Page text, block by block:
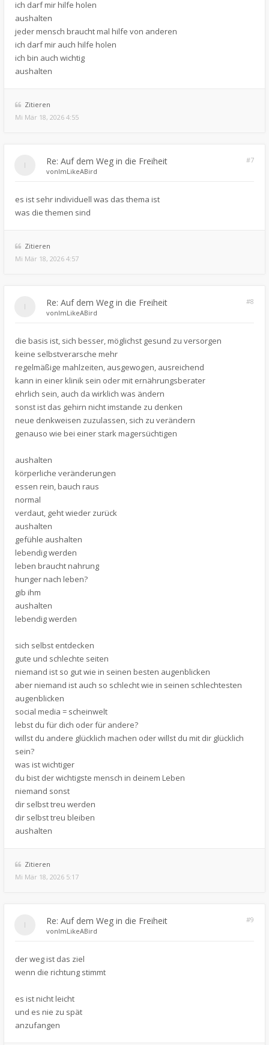
ich darf mir hilfe holen
aushalten
jeder mensch braucht mal hilfe von anderen
ich darf mir auch hilfe holen
ich bin auch wichtig
aushalten
Zitieren
Mi Mär 18, 2026 4:55
Re: Auf dem Weg in die Freiheit
#7
vonImLikeABird
es ist sehr individuell was das thema ist
was die themen sind
Zitieren
Mi Mär 18, 2026 4:57
Re: Auf dem Weg in die Freiheit
#8
vonImLikeABird
die basis ist, sich besser, möglichst gesund zu versorgen
keine selbstverarsche mehr
regelmäßige mahlzeiten, ausgewogen, ausreichend
kann in einer klinik sein oder mit ernährungsberater
ehrlich sein, auch da wirklich was ändern
sonst ist das gehirn nicht imstande zu denken
neue denkweisen zuzulassen, sich zu verändern
genauso wie bei einer stark magersüchtigen
aushalten
körperliche veränderungen
essen rein, bauch raus
normal
verdaut, geht wieder zurück
aushalten
gefühle aushalten
lebendig werden
leben braucht nahrung
hunger nach leben?
gib ihm
aushalten
lebendig werden
sich selbst entdecken
gute und schlechte seiten
niemand ist so gut wie in seinen besten augenblicken
aber niemand ist auch so schlecht wie in seinen schlechtesten
augenblicken
social media = scheinwelt
lebst du für dich oder für andere?
willst du andere glücklich machen oder willst du mit dir glücklich
sein?
was ist wichtiger
du bist der wichtigste mensch in deinem Leben
niemand sonst
dir selbst treu werden
dir selbst treu bleiben
aushalten
Zitieren
Mi Mär 18, 2026 5:17
Re: Auf dem Weg in die Freiheit
#9
vonImLikeABird
der weg ist das ziel
wenn die richtung stimmt
es ist nicht leicht
und es nie zu spät
anzufangen